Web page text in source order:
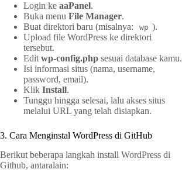
Login ke aaPanel.
Buka menu File Manager.
Buat direktori baru (misalnya:
wp ).
Upload file WordPress ke direktori
tersebut.
Edit wp-config.php sesuai database kamu.
Isi informasi situs (nama, username,
password, email).
Klik Install.
Tunggu hingga selesai, lalu akses situs
melalui URL yang telah disiapkan.
3. Cara Menginstal WordPress di GitHub
Berikut beberapa langkah install WordPress di
Github, antaralain: